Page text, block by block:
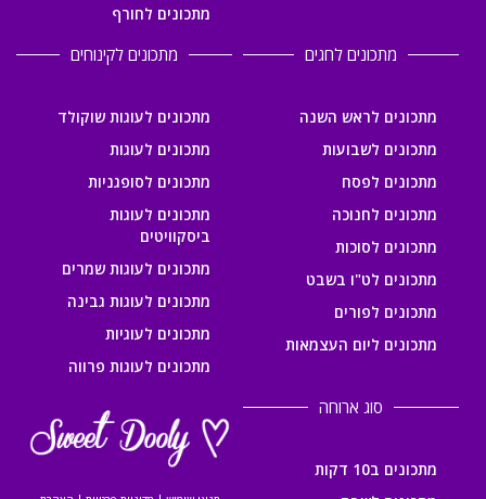
מתכונים לחורף
מתכונים לחגים
מתכונים לראש השנה
מתכונים לשבועות
מתכונים לפסח
מתכונים לחנוכה
מתכונים לסוכות
מתכונים לט"ו בשבט
מתכונים לפורים
מתכונים ליום העצמאות
מתכונים לקינוחים
מתכונים לעוגות שוקולד
מתכונים לעוגות
מתכונים לסופגניות
מתכונים לעוגות
ביסקוויטים
מתכונים לעוגות שמרים
מתכונים לעוגות גבינה
מתכונים לעוגיות
מתכונים לעוגות פרווה
סוג ארוחה
מתכונים ב10 דקות